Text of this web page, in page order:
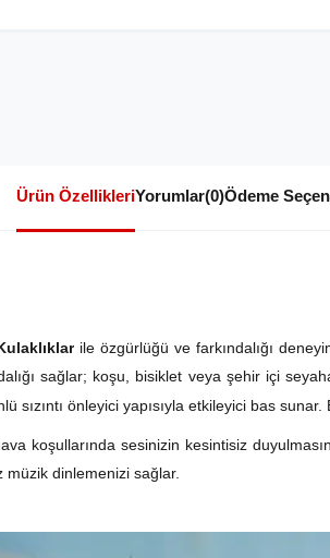
Ürün ÖzellikleriYorumlar(0)Ödeme
ile özgürlüğü ve farkındalığı
sağlar; koşu, bisiklet veya şehir içi
sızıntı önleyici yapısıyla etkileyici bas
koşullarında sesinizin kesintisiz
dinlemenizi sağlar.